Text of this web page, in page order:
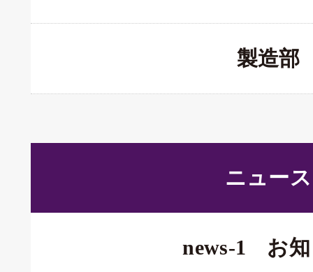
製造部
ニュース
news-1 お